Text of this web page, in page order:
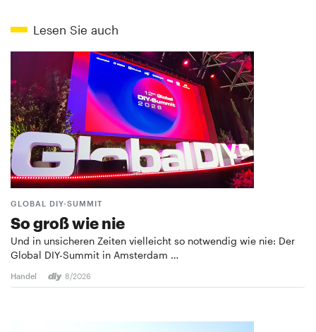
Lesen Sie auch
GLOBAL DIY-SUMMIT
So groß wie nie
Und in unsicheren Zeiten vielleicht so notwendig wie nie: Der
Global DIY-Summit in Amsterdam …
Handel 8/2026